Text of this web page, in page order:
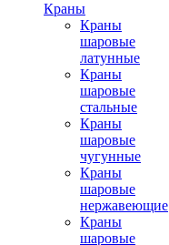
Краны
Краны
шаровые
латунные
Краны
шаровые
стальные
Краны
шаровые
чугунные
Краны
шаровые
нержавеющие
Краны
шаровые